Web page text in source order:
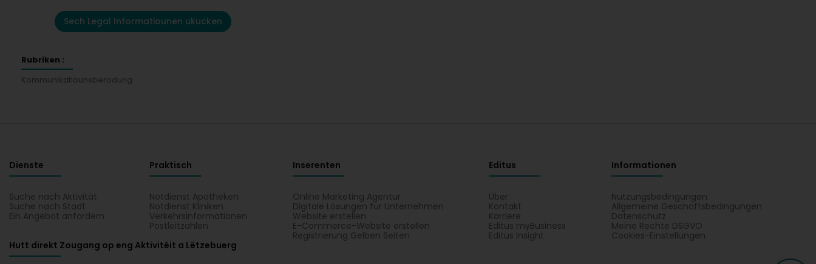
Sech Legal Informatiounen ukucken
Rubriken :
Kommunikatiounsberodung
Dienste
Suche nach Aktivität
Suche nach Stadt
Ein Angebot anfordern
Praktisch
Notdienst Apotheken
Notdienst Kliniken
Verkehrsinformationen
Postleitzahlen
Inserenten
Online Marketing Agentur
Digitale Lösungen für Unternehmen
Website erstellen
E-Commerce-Website erstellen
Registrierung Gelben Seiten
Editus
Über
Kontakt
Karriere
Editus myBusiness
Editus Insight
Informationen
Nutzungsbedingungen
Allgemeine Geschäftsbedingungen
Datenschutz
Meine Rechte DSGVO
Cookies-Einstellungen
Hutt direkt Zougang op eng Aktivitéit a Lëtzebuerg